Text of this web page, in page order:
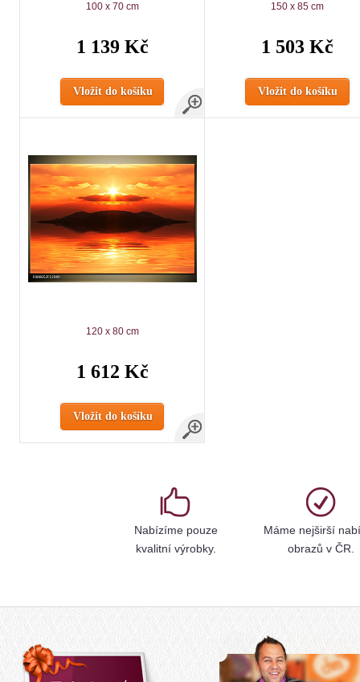
100 x 70 cm
1 139 Kč
Vložit do košíku
150 x 85 cm
1 503 Kč
Vložit do košíku
120 x 80 cm
1 612 Kč
Vložit do košíku
Nabízíme pouze
kvalitní výrobky.
Máme nejširší
obrazů v ČR.